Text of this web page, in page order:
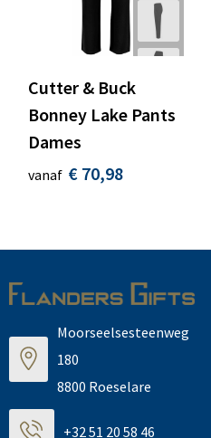
Cutter & Buck
Bonney Lake Pants
Dames
vanaf € 70,98
Moorseelsesteenweg
180
8800 Roeselare
+32 51 20 58 46